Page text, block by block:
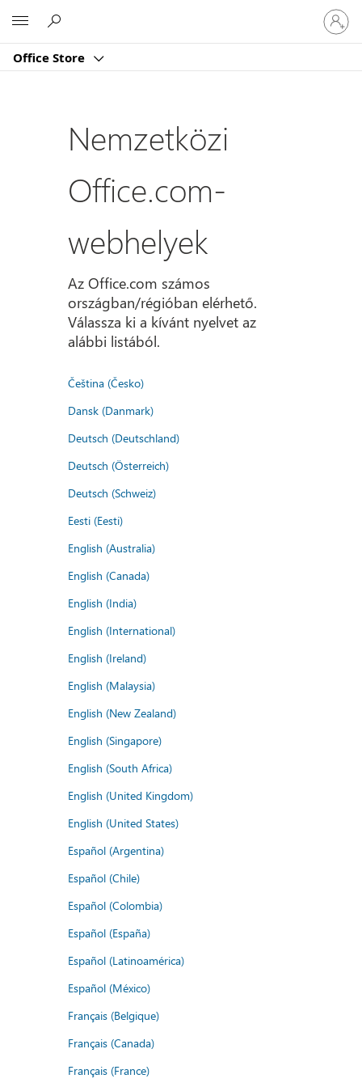
Office Store
be
a
Nemzetközi
Office.com-
webhelyek
Az Office.com számos
országban/régióban elérhető.
Válassza ki a kívánt nyelvet az
alábbi listából.
Čeština (Česko)
Dansk (Danmark)
Deutsch (Deutschland)
Deutsch (Österreich)
Deutsch (Schweiz)
Eesti (Eesti)
English (Australia)
English (Canada)
English (India)
English (International)
English (Ireland)
English (Malaysia)
English (New Zealand)
English (Singapore)
English (South Africa)
English (United Kingdom)
English (United States)
Español (Argentina)
Español (Chile)
Español (Colombia)
Español (España)
Español (Latinoamérica)
Español (México)
Français (Belgique)
Français (Canada)
Français (France)